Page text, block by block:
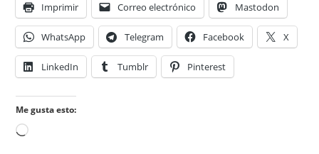
Imprimir Correo electrónico Mastodon
WhatsApp Telegram Facebook X
LinkedIn Tumblr Pinterest
Me gusta esto:
Cargando...